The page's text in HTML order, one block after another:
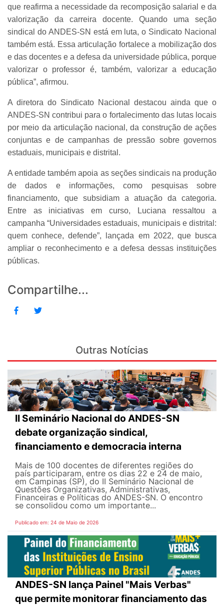
que reafirma a necessidade da recomposição salarial e da
valorização da carreira docente. Quando uma seção
sindical do ANDES-SN está em luta, o Sindicato Nacional
também está. Essa articulação fortalece a mobilização dos
e das docentes e a defesa da universidade pública, porque
valorizar o professor é, também, valorizar a educação
pública”, afirmou.
A diretora do Sindicato Nacional destacou ainda que o
ANDES-SN contribui para o fortalecimento das lutas locais
por meio da articulação nacional, da construção de ações
conjuntas e de campanhas de pressão sobre governos
estaduais, municipais e distrital.
A entidade também apoia as seções sindicais na produção
de dados e informações, como pesquisas sobre
financiamento, que subsidiam a atuação da categoria.
Entre as iniciativas em curso, Luciana ressaltou a
campanha “Universidades estaduais, municipais e distrital:
quem conhece, defende”, lançada em 2022, que busca
ampliar o reconhecimento e a defesa dessas instituições
públicas.
Compartilhe...
Outras Notícias
II Seminário Nacional do ANDES-SN
debate organização sindical,
financiamento e democracia interna
Mais de 100 docentes de diferentes regiões do
país participaram, entre os dias 22 e 24 de maio,
em Campinas (SP), do II Seminário Nacional de
Questões Organizativas, Administrativas,
Financeiras e Políticas do ANDES-SN. O encontro
se consolidou como um importante...
Publicado em: 24 de Maio de 2026
ANDES-SN lança Painel "Mais Verbas"
que permite monitorar financiamento das